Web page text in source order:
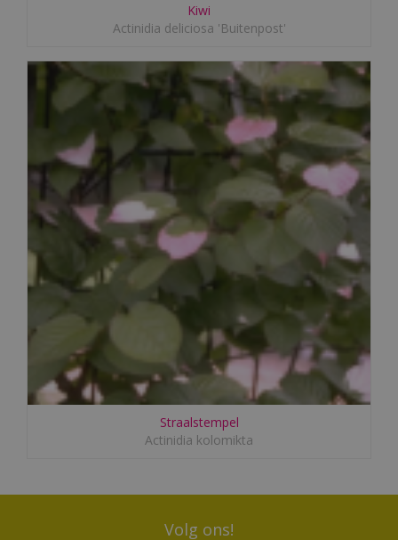
Kiwi
Actinidia deliciosa 'Buitenpost'
Straalstempel
Actinidia kolomikta
Volg ons!